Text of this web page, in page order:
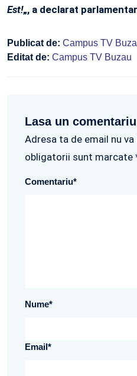
Est!„, a declarat
Publicat de: Campus TV
Editat de: Campus TV Buzau
Lasa un comentariu
Adresa ta de email nu
obligatorii sunt marcate
Comentariu*
Nume*
Email*